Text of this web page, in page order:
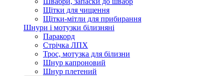
Щітки для чищення
Щітки-мітли для прибирання
Шнури і мотузки білизняні
Паракорд
Стрічка ЛПХ
Трос, мотузка для білизни
Шнур капроновий
Шнур плетений